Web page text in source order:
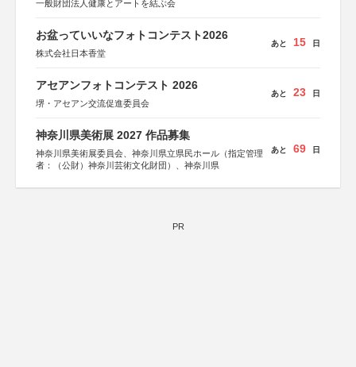
一般財団法人健康とアートを結ぶ会
お盆っていいなフォトコンテスト2026
株式会社日本香堂
あと 15 日
アセアンフォトコンテスト 2026
堺・アセアン交流促進委員会
あと 23 日
神奈川県美術展 2027 作品募集
神奈川県美術展委員会、神奈川県立県民ホール（指定管理
者：（公財）神奈川芸術文化財団）、神奈川県
あと 69 日
PR